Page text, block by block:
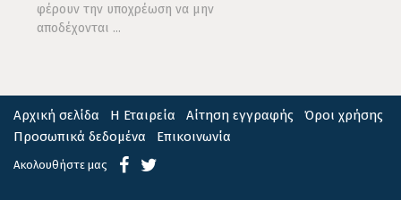
φέρουν την υποχρέωση να μην
αποδέχονται ...
Αρχική σελίδα Η Εταιρεία Αίτηση εγγραφής
Όροι χρήσης
Προσωπικά δεδομένα
Επικοινωνία
Ακολουθήστε μας